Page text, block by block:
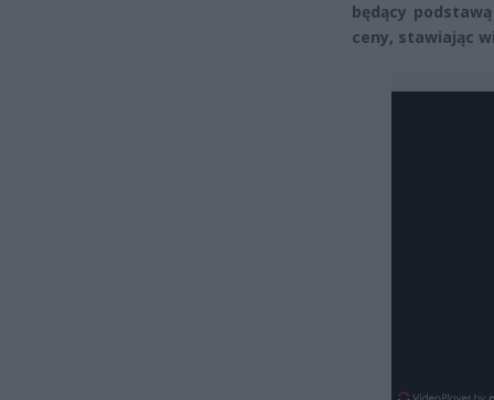
będący
ceny, stawiając